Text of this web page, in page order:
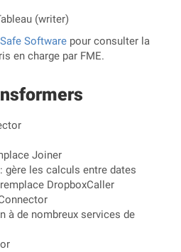
(writer)
Software pour consulter la
en charge par FME.
Joiner
gère les calculs entre dates
DropboxCaller
à de nombreux services de